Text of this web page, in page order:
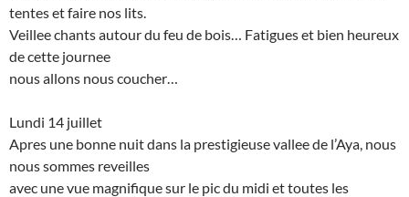
tentes et faire nos lits.
Veillee chants autour du feu de bois… Fatigues et bien heureux
de cette journee
nous allons nous coucher…
Lundi 14 juillet
Apres une bonne nuit dans la prestigieuse vallee de l’Aya, nous
nous sommes reveilles
avec une vue magnifique sur le pic du midi et toutes les